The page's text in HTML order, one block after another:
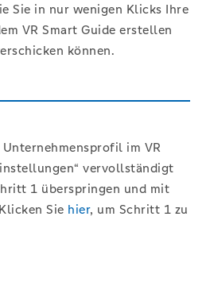
Sie in nur wenigen Klicks Ihre
VR Smart Guide erstellen
können.
im VR
vervollständigt
1 überspringen und mit
Sie hier, um Schritt 1 zu